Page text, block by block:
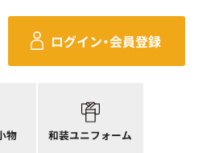
ログイン・会員登録
物 和装ユニフォーム
セパレボトムス(パンツ、スカート)
帯
きもの